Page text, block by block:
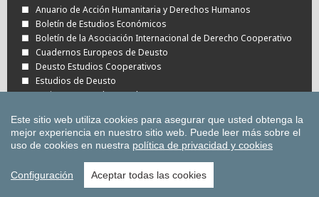
Anuario de Acción Humanitaria y Derechos Humanos
Boletín de Estudios Económicos
Boletín de la Asociación Internacional de Derecho Cooperativo
Cuadernos Europeos de Deusto
Deusto Estudios Cooperativos
Estudios de Deusto
Revista Deusto de Derechos Humanos
Todas las Revistas Científicas de Deusto en
OJS
Todas las publicaciones de la Universidad
de Deusto
Copyright © Universidad de Deusto
Este sitio web utiliza cookies para asegurar que usted obtenga la
mejor experiencia en nuestro sitio web. Puede leer más sobre el
uso de cookies en nuestra política de privacidad y cookies
Configuración Aceptar todas las cookies